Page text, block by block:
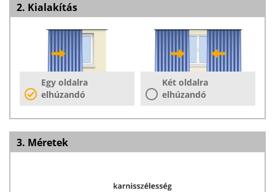
2. Kialakítás
Egy oldalra
elhúzandó
Két oldalra
elhúzandó
3. Méretek